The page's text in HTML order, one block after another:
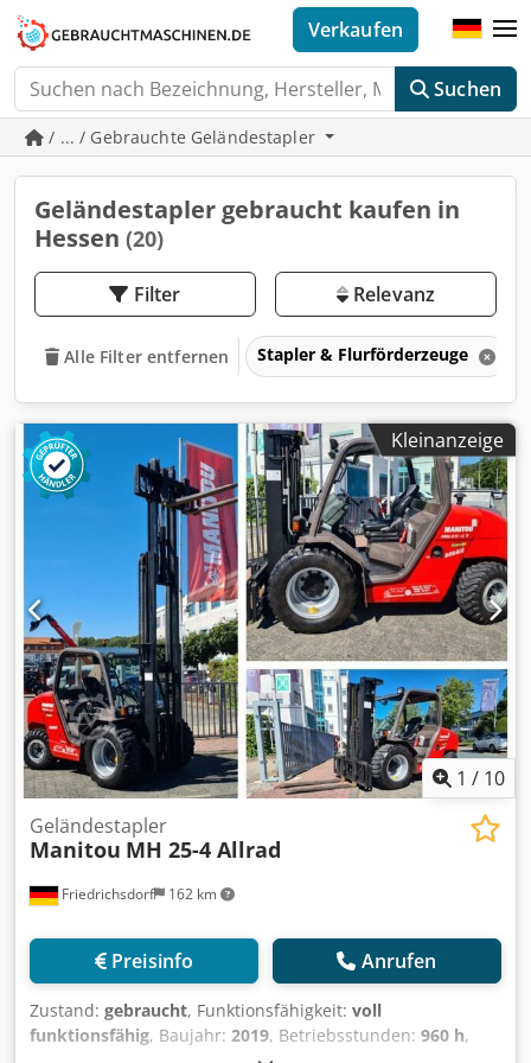
Suchen
Verkaufen
/ ... / Gebrauchte Geländestapler
Geländestapler gebraucht kaufen in
Hessen (20)
Filter Relevanz
Alle Filter entfernen Stapler & Flurförderzeuge
Kleinanzeige
1 / 10
Friedrichsdorf 162 km
Geländestapler
Manitou MH 25-4 Allrad
Preisinfo Anrufen
Zustand: gebraucht, Funktionsfähigkeit: voll
funktionsfähig, Baujahr: 2019, Betriebsstunden: 960 h,